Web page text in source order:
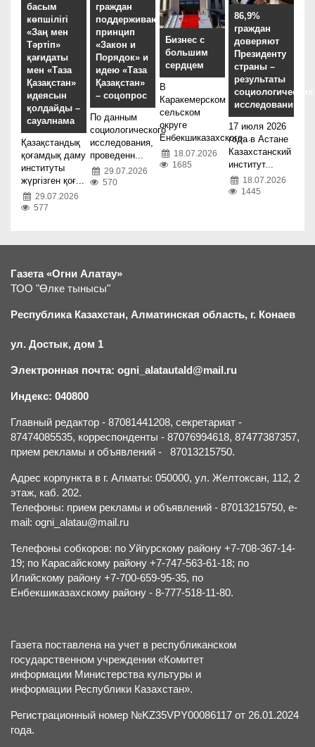
басым
көпшілігі
«Заң мен
Тәртіп»
қағидаты
мен «Таза
Қазақстан»
идеясын
қолдайды –
сауалнама
Қазақстандық
қоғамдық даму
институты
жүргізген қоғ...
29.07.2026
577
граждан
поддерживают
принцип
«Закон и
Порядок» и
идею «Таза
Қазақстан»
– соцопрос
По данным
социологического
исследования,
проведенн...
29.07.2026
570
Бизнес с
большим
сердцем
В
Каракемерском
сельском
округе
Енбекшиказахского...
18.07.2026
1685
86,9%
граждан
доверяют
Президенту
страны –
результаты
социологических
исследований
17 июля 2026
года в Астане
Казахстанский
институт...
18.07.2026
1445
Газета «Огни Алатау»
ТОО "Өлке тынысы"
Республика Казахстан, Алматинская область, г. Конаев
ул. Достык, дом 1
Электронная почта: ogni_alatautald@mail.ru
Индекс: 040800
Главный редактор - 87081441208, секретариат -
87474085535, корреспонденты - 87076994618, 87477387357,
прием рекламы и объявлений - 87013215750.
Адрес корпункта в г. Алматы: 050000, ул. Желтоксан, 112, 2
этаж, каб. 202.
Телефоны: прием рекламы и объявлений - 87013215750, e-
mail: ogni_alatau@mail.ru
Телефоны собкоров: по Уйгурскому району +7-708-367-14-
19; по Карасайскому району +7-747-563-61-18; по
Илийскому району +7-700-659-95-35, по
Енбекшиказахскому району - 8-777-518-11-80.
Газета поставлена на учет в республиканском
государственном учреждении «Комитет
информации Министерства культуры и
информации Республики Казахстан».
Регистрационный номер №KZ35VPY00086117 от 26.01.2024
года.